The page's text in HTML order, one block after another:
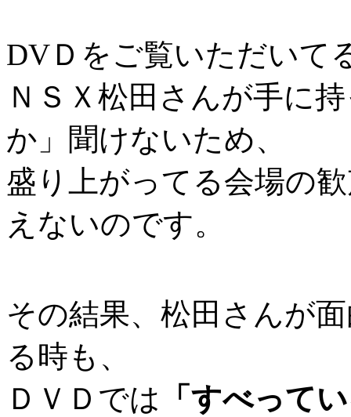
DVＤをご覧いただいて
ＮＳＸ松田さんが手に
か」聞けないため、
盛り上がってる会場の
えないのです。
その結果、松田さんが
る時も、
ＤＶＤでは 「すべって